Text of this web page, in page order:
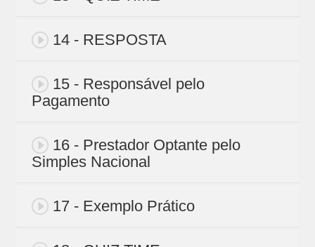
14 - RESPOSTA
15 - Responsável pelo
Pagamento
16 - Prestador Optante pelo
Simples Nacional
17 - Exemplo Prático